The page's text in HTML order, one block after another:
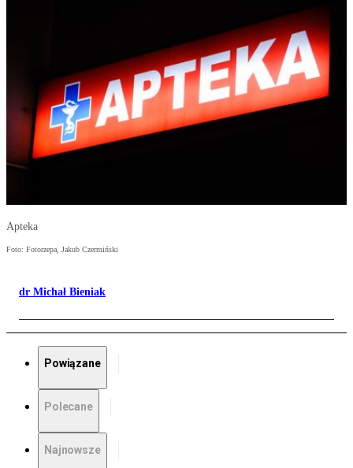
Apteka
Foto: Fotorzepa, Jakub Czermiński
dr Michał Bieniak
Powiązane
Polecane
Najnowsze